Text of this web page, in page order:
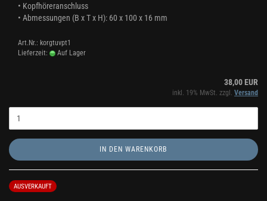
• Kopfhöreranschluss
• Abmessungen (B x T x H): 60 x 100 x 16 mm
Art.Nr.: korgtuvpt1
Lieferzeit:
Auf Lager
38,00 EUR
inkl. 19% MwSt. zzgl. Versand
IN DEN WARENKORB
AUSVERKAUFT